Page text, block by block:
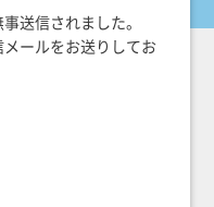
送信されました。
ールをお送りしてお